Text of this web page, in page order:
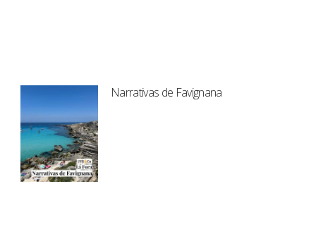
Narrativas de Favignana